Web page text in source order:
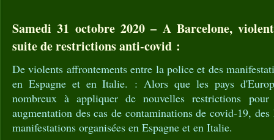
Samedi 31 octobre 2020 – A Barcelone,
suite de restrictions anti-covid :
De violents affrontements entre la police et des
en Espagne et en Italie. : Alors que les pays
nombreux à appliquer de nouvelles restrictions
augmentation des cas de contaminations de covid-19,
manifestations organisées en Espagne et en Italie.